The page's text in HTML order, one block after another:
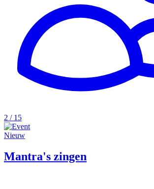
2 / 15
Nieuw
Mantra's zingen